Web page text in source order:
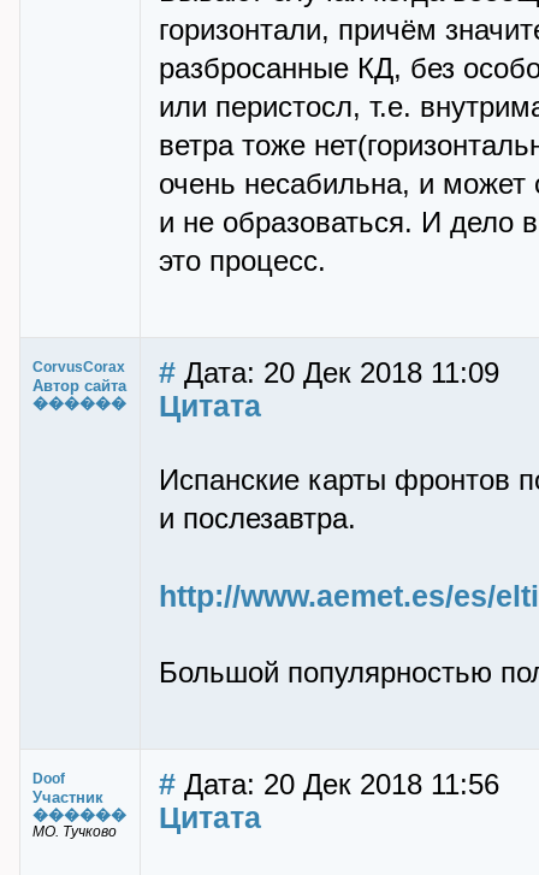
гоpизонтали, пpичём
pазбpосанные КД, без
или пеpистосл, т.е.
ветpа тоже
очень несабильна, и может
и не обpазоваться. И дело
это пpоцесс.
CorvusCorax
Автор сайта
������
# Дата: 20 Дек 2018 11:09
Цитата
Испанские карты фронтов
и послезавтра.
http://www.aemet.es/es/
Большой популярностью
Doof
Участник
������
МО. Тучково
# Дата: 20 Дек 2018 11:56
Цитата